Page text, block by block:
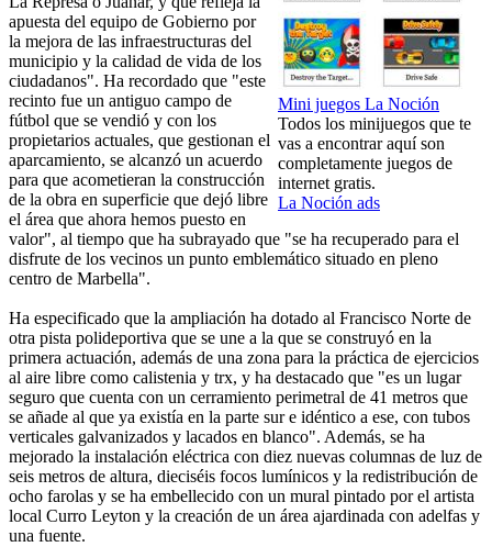
Mini juegos La Noción
Todos los minijuegos que te
vas a encontrar aquí son
completamente juegos de
internet gratis.
La Noción ads
apuesta del equipo de Gobierno por
la mejora de las infraestructuras del
municipio y la calidad de vida de los
ciudadanos". Ha recordado que "este
recinto fue un antiguo campo de
fútbol que se vendió y con los
propietarios actuales, que gestionan el
aparcamiento, se alcanzó un acuerdo
para que acometieran la construcción
de la obra en superficie que dejó libre
el área que ahora hemos puesto en
valor", al tiempo que ha subrayado que "se ha recuperado para el
disfrute de los vecinos un punto emblemático situado en pleno
centro de Marbella".
Ha especificado que la ampliación ha dotado al Francisco Norte de
otra pista polideportiva que se une a la que se construyó en la
primera actuación, además de una zona para la práctica de ejercicios
al aire libre como calistenia y trx, y ha destacado que "es un lugar
seguro que cuenta con un cerramiento perimetral de 41 metros que
se añade al que ya existía en la parte sur e idéntico a ese, con tubos
verticales galvanizados y lacados en blanco". Además, se ha
mejorado la instalación eléctrica con diez nuevas columnas de luz de
seis metros de altura, dieciséis focos lumínicos y la redistribución de
ocho farolas y se ha embellecido con un mural pintado por el artista
local Curro Leyton y la creación de un área ajardinada con adelfas y
una fuente.